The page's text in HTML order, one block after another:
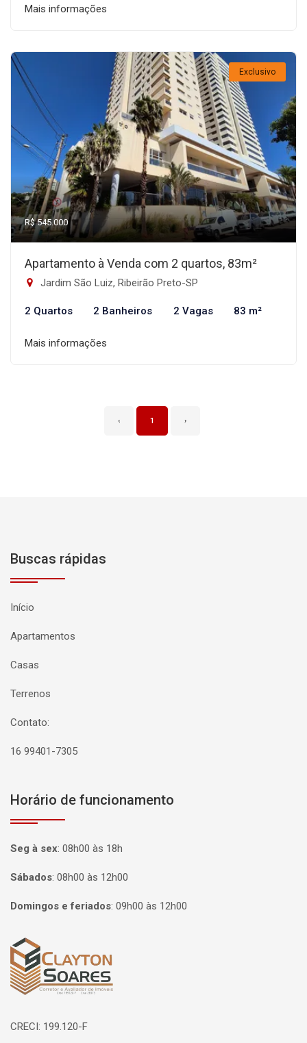
Mais informações
Exclusivo
R$ 545.000
Apartamento à Venda com 2 quartos, 83m²
Jardim São Luiz, Ribeirão Preto-SP
2 Quartos 2 Banheiros 2 Vagas 83 m²
Mais informações
‹ 1 ›
Buscas rápidas
Início
Apartamentos
Casas
Terrenos
Contato:
16 99401-7305
Horário de funcionamento
Seg à sex: 08h00 às 18h
Sábados: 08h00 às 12h00
Domingos e feriados: 09h00 às 12h00
Página inicial
CRECI: 199.120-F